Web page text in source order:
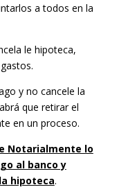
a todos en la
le hipoteca,
y no cancele la
que retirar el
en un proceso.
Notarialmente lo
al banco y
hipoteca.